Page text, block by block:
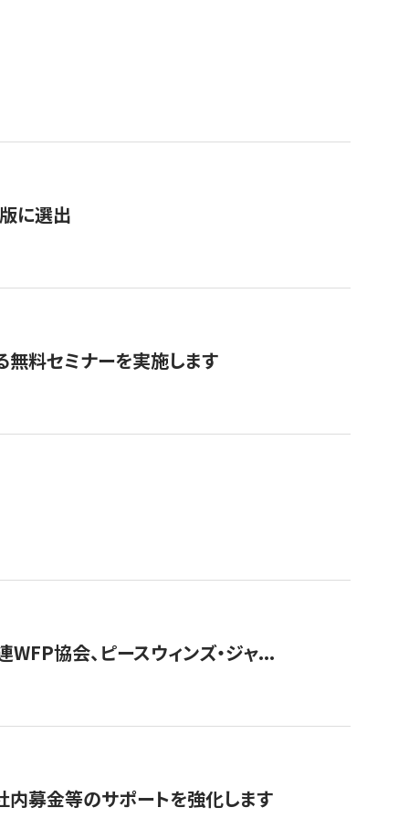
に選出
無料セミナーを実施します
協会、ピースウィンズ・ジャ...
内募金等のサポートを強化します